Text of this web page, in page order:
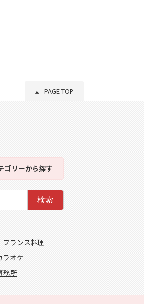
PAGE TOP
ゴリーから探す
検索
フランス料理
ラオケ
務所